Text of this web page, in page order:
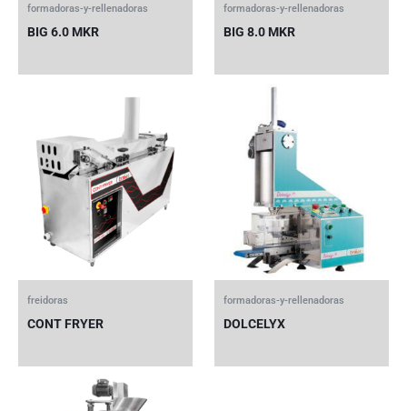
formadoras-y-rellenadoras
BIG 6.0 MKR
formadoras-y-rellenadoras
BIG 8.0 MKR
freidoras
CONT FRYER
formadoras-y-rellenadoras
DOLCELYX